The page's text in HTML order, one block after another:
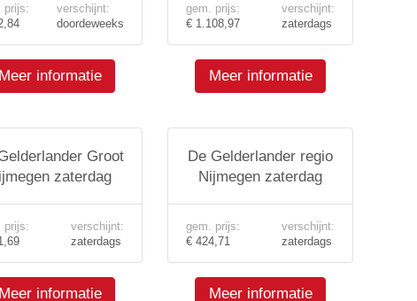
prijs:
verschijnt:
doordeweeks
Meer informatie
gem. prijs:
€ 1.108,97
verschijnt:
zaterdags
Meer informatie
Groot
zaterdag
prijs:
verschijnt:
zaterdags
Meer informatie
De Gelderlander regio
Nijmegen zaterdag
gem. prijs:
€ 424,71
verschijnt:
zaterdags
Meer informatie